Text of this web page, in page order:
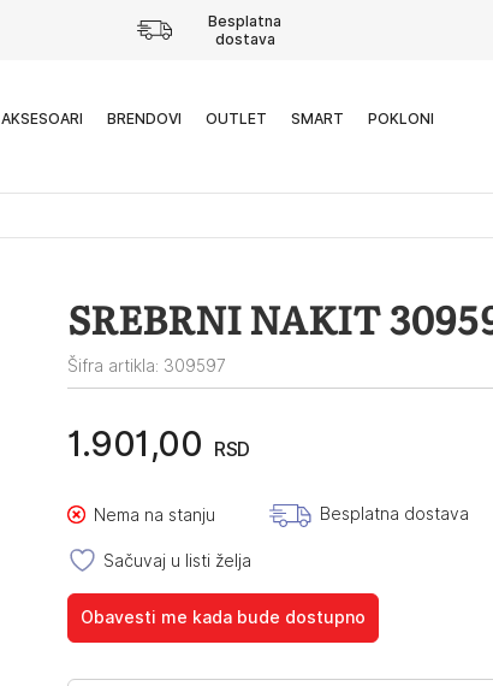
Besplatna
dostava
AKSESOARI BRENDOVI OUTLET SMART POKLONI
SREBRNI NAKIT
Šifra artikla: 309597
1.901,00 RSD
Nema na stanju Besplatna dostava
Sačuvaj u listi želja
Obavesti me kada bude dostupno